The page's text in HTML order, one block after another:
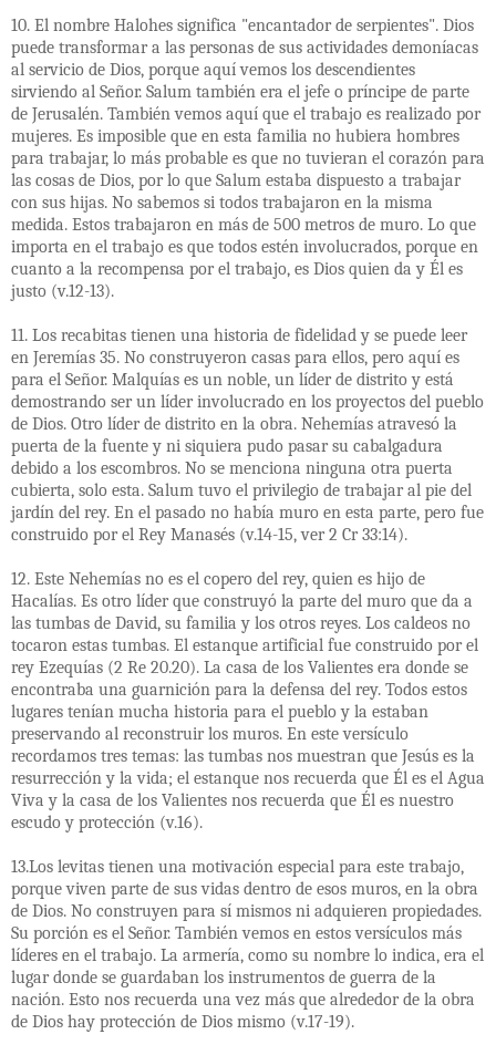
10. El nombre Halohes significa "encantador de serpientes". Dios
puede transformar a las personas de sus actividades demoníacas
al servicio de Dios, porque aquí vemos los descendientes
sirviendo al Señor. Salum también era el jefe o príncipe de parte
de Jerusalén. También vemos aquí que el trabajo es realizado por
mujeres. Es imposible que en esta familia no hubiera hombres
para trabajar, lo más probable es que no tuvieran el corazón para
las cosas de Dios, por lo que Salum estaba dispuesto a trabajar
con sus hijas. No sabemos si todos trabajaron en la misma
medida. Estos trabajaron en más de 500 metros de muro. Lo que
importa en el trabajo es que todos estén involucrados, porque en
cuanto a la recompensa por el trabajo, es Dios quien da y Él es
justo (v.12-13).
11. Los recabitas tienen una historia de fidelidad y se puede leer
en Jeremías 35. No construyeron casas para ellos, pero aquí es
para el Señor. Malquías es un noble, un líder de distrito y está
demostrando ser un líder involucrado en los proyectos del pueblo
de Dios. Otro líder de distrito en la obra. Nehemías atravesó la
puerta de la fuente y ni siquiera pudo pasar su cabalgadura
debido a los escombros. No se menciona ninguna otra puerta
cubierta, solo esta. Salum tuvo el privilegio de trabajar al pie del
jardín del rey. En el pasado no había muro en esta parte, pero fue
construido por el Rey Manasés (v.14-15, ver 2 Cr 33:14).
12. Este Nehemías no es el copero del rey, quien es hijo de
Hacalías. Es otro líder que construyó la parte del muro que da a
las tumbas de David, su familia y los otros reyes. Los caldeos no
tocaron estas tumbas. El estanque artificial fue construido por el
rey Ezequías (2 Re 20.20). La casa de los Valientes era donde se
encontraba una guarnición para la defensa del rey. Todos estos
lugares tenían mucha historia para el pueblo y la estaban
preservando al reconstruir los muros. En este versículo
recordamos tres temas: las tumbas nos muestran que Jesús es la
resurrección y la vida; el estanque nos recuerda que Él es el Agua
Viva y la casa de los Valientes nos recuerda que Él es nuestro
escudo y protección (v.16).
13.Los levitas tienen una motivación especial para este trabajo,
porque viven parte de sus vidas dentro de esos muros, en la obra
de Dios. No construyen para sí mismos ni adquieren propiedades.
Su porción es el Señor. También vemos en estos versículos más
líderes en el trabajo. La armería, como su nombre lo indica, era el
lugar donde se guardaban los instrumentos de guerra de la
nación. Esto nos recuerda una vez más que alrededor de la obra
de Dios hay protección de Dios mismo (v.17-19).